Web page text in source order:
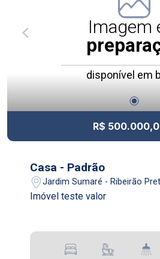
de lazer completo, pensado
idades, incluindo espaços de
de recreação, ambientes para
estrutura ideal para momentos
segurança 24 horas,
unir sofisticação, praticidade e
uma localização estratégica
Imagem
disponível em
R$
Casa - Padrão
Jardim Sumaré - Ribeirão
Imóvel teste valor